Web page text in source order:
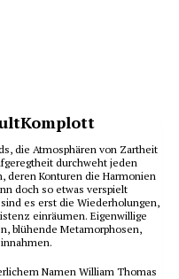
die Atmosphären von Zartheit
durchweht jeden
deren Konturen die Harmonien
doch so etwas verspielt
es erst die Wiederholungen,
einräumen. Eigenwillige
blühende Metamorphosen,
Namen William Thomas